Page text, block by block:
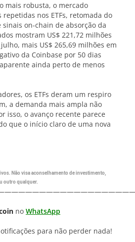
mais robusta, o mercado
nos ETFs, retomada do
sinais on-chain de absorção da
mostram US$ 221,72 milhões
mais US$ 265,69 milhões em
da Coinbase por 50 dias
ainda perto de menos
os ETFs deram um respiro
a demanda mais ampla não
isso, o avanço recente parece
que o início claro de uma nova
Não visa aconselhamento de investimento,
outro qualquer.
no WhatsApp
para não perder nada!